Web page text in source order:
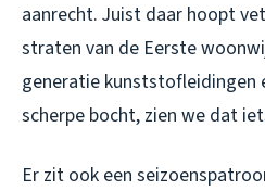
aanrecht. Juist daar hoopt
straten van de Eerste
generatie kunststofleidingen
scherpe bocht, zien we dat
Er zit ook een